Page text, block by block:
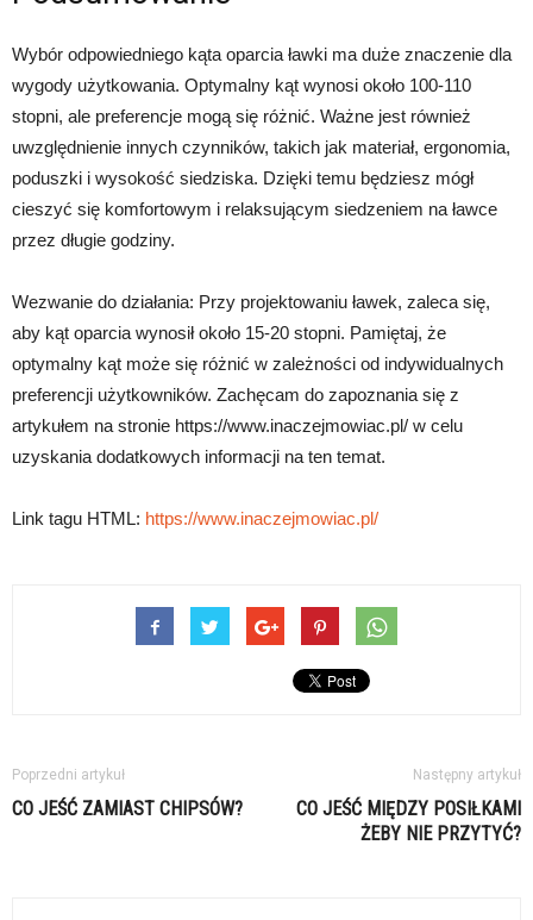
Wybór odpowiedniego kąta oparcia ławki ma duże znaczenie dla
wygody użytkowania. Optymalny kąt wynosi około 100-110
stopni, ale preferencje mogą się różnić. Ważne jest również
uwzględnienie innych czynników, takich jak materiał, ergonomia,
poduszki i wysokość siedziska. Dzięki temu będziesz mógł
cieszyć się komfortowym i relaksującym siedzeniem na ławce
przez długie godziny.
Wezwanie do działania: Przy projektowaniu ławek, zaleca się,
aby kąt oparcia wynosił około 15-20 stopni. Pamiętaj, że
optymalny kąt może się różnić w zależności od indywidualnych
preferencji użytkowników. Zachęcam do zapoznania się z
artykułem na stronie https://www.inaczejmowiac.pl/ w celu
uzyskania dodatkowych informacji na ten temat.
Link tagu HTML: https://www.inaczejmowiac.pl/
Poprzedni artykuł
CO JEŚĆ ZAMIAST CHIPSÓW?
Następny artykuł
CO JEŚĆ MIĘDZY POSIŁKAMI
ŻEBY NIE PRZYTYĆ?